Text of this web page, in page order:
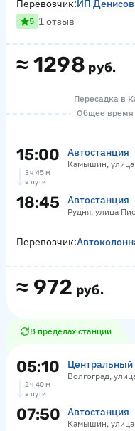
≈ 1298 руб.
Перевозчик:ИП
5 1 отзыв
Пересадка в
Общее время
15:00 Автостанция
Камышин, улица
3 ч 45 м
в пути
18:45 Автостанция
Рудня, улица
≈ 972 руб.
Перевозчик:
В пределах станции
05:10 Центральный
Волгоград,
2 ч 40 м
в пути
07:50 Автостанция
Камышин, улица